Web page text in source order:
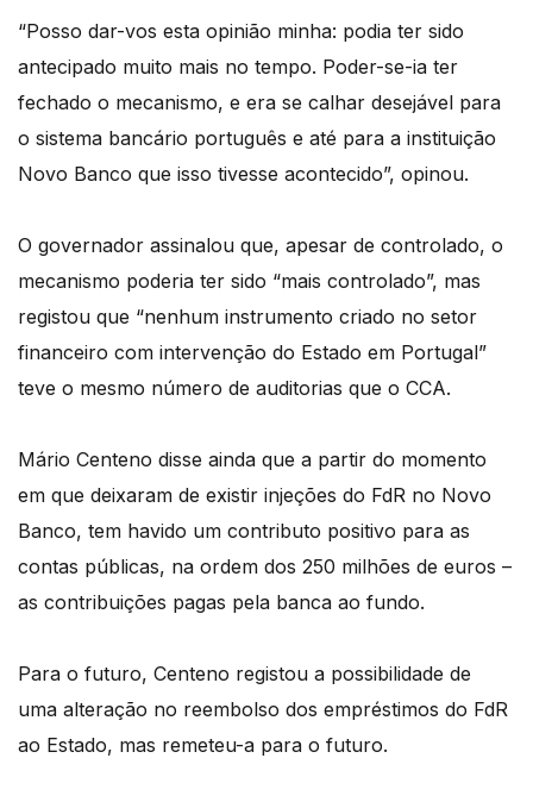
“Posso dar-vos esta opinião minha: podia ter sido
antecipado muito mais no tempo. Poder-se-ia ter
fechado o mecanismo, e era se calhar desejável para
o sistema bancário português e até para a instituição
Novo Banco que isso tivesse acontecido”, opinou.
O governador assinalou que, apesar de controlado, o
mecanismo poderia ter sido “mais controlado”, mas
registou que “nenhum instrumento criado no setor
financeiro com intervenção do Estado em Portugal”
teve o mesmo número de auditorias que o CCA.
Mário Centeno disse ainda que a partir do momento
em que deixaram de existir injeções do FdR no Novo
Banco, tem havido um contributo positivo para as
contas públicas, na ordem dos 250 milhões de euros –
as contribuições pagas pela banca ao fundo.
Para o futuro, Centeno registou a possibilidade de
uma alteração no reembolso dos empréstimos do FdR
ao Estado, mas remeteu-a para o futuro.